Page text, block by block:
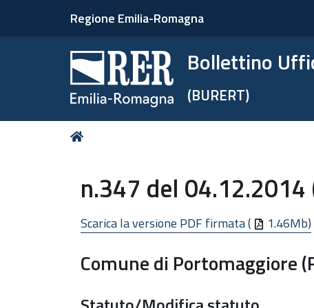
Regione Emilia-Romagna
Bollettino
(BURERT)
Tu
n.347 del 04.12.2014
Scarica la versione PDF firmata ( 1.46Mb)
Comune di Portomaggiore